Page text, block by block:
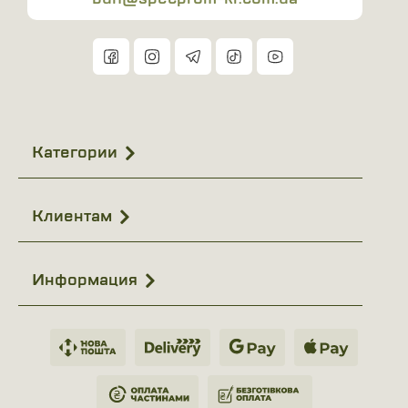
Категории
Клиентам
Информация